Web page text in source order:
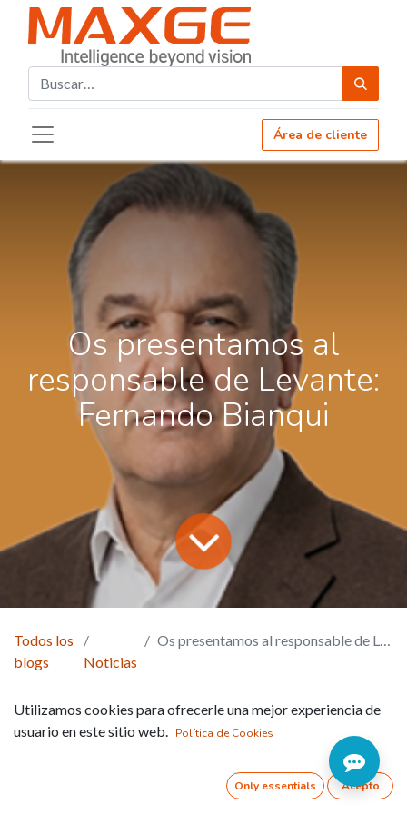
Área de cliente
Os presentamos al
responsable de Levante:
Fernando Bianqui
Todos los
blogs
Noticias
Os presentamos al responsable de Levante: Fernando Bianqui
Nuestra empresa sigue sumando personas que
aportan valor; profesionales con experiencia en el
Fernando Bianqui
Utilizamos cookies para ofrecerle una mejor experiencia de
usuario en este sitio web. Política de Cookies
Only essentials Acepto